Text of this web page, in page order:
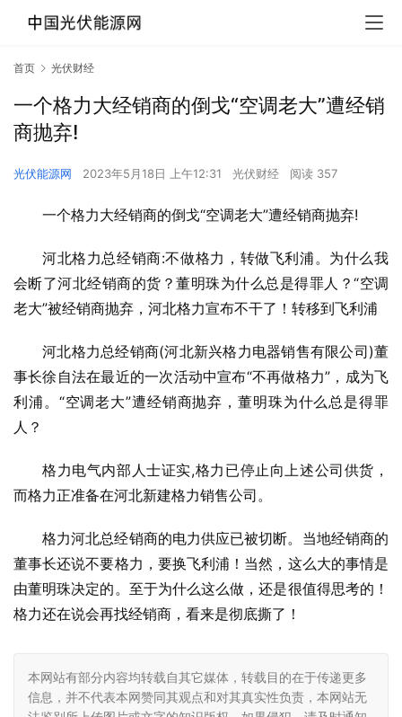
首页 光伏财经
一个格力大经销商的倒戈“空调老大”遭经销
商抛弃!
光伏能源网 2023年5月18日 上午12:31 光伏财经 阅读 357
一个格力大经销商的倒戈“空调老大”遭经销商抛弃!
河北格力总经销商:不做格力，转做飞利浦。为什么我
会断了河北经销商的货？董明珠为什么总是得罪人？“空调
老大”被经销商抛弃，河北格力宣布不干了！转移到飞利浦
河北格力总经销商(河北新兴格力电器销售有限公司)董
事长徐自法在最近的一次活动中宣布“不再做格力”，成为飞
利浦。“空调老大”遭经销商抛弃，董明珠为什么总是得罪
人？
格力电气内部人士证实,格力已停止向上述公司供货，
而格力正准备在河北新建格力销售公司。
格力河北总经销商的电力供应已被切断。当地经销商的
董事长还说不要格力，要换飞利浦！当然，这么大的事情是
由董明珠决定的。至于为什么这么做，还是很值得思考的！
格力还在说会再找经销商，看来是彻底撕了！
本网站有部分内容均转载自其它媒体，转载目的在于传递更多
信息，并不代表本网赞同其观点和对其真实性负责，本网站无